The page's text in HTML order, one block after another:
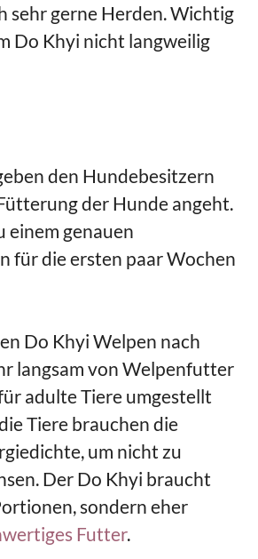
sehr gerne Herden. Wichtig
Do Khyi nicht langweilig
den Hundebesitzern
der Hunde angeht.
einem genauen
für die ersten paar Wochen
Do Khyi Welpen nach
langsam von Welpenfutter
adulte Tiere umgestellt
Tiere brauchen die
um nicht zu
Der Do Khyi braucht
sondern eher
Futter.